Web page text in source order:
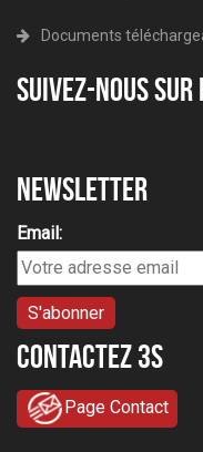
Documents
Suivez-nous sur
Newsletter
Email:
Contactez 3S
Page Contact